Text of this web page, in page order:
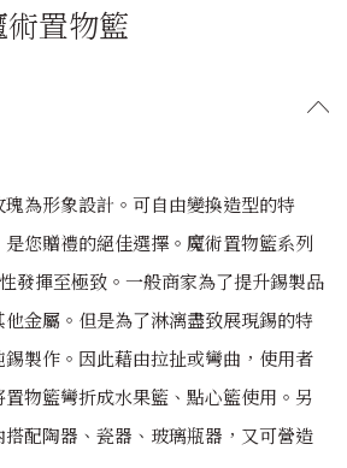
置物籃
為形象設計。可自由變換造型的特
您贈禮的絕佳選擇。魔術置物籃系列
發揮至極致。一般商家為了提升錫製品
金屬。但是為了淋漓盡致展現錫的特
製作。因此藉由拉扯或彎曲，使用者
物籃彎折成水果籃、點心籃使用。另
配陶器、瓷器、玻璃瓶器，又可營造